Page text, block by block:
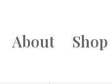
About Shop